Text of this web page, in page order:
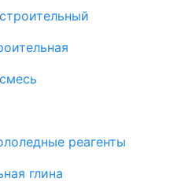
реагенты
глина